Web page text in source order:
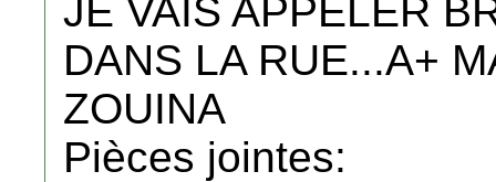
JE VAIS APPELER
DANS LA RUE...A+
ZOUINA
Pièces jointes: